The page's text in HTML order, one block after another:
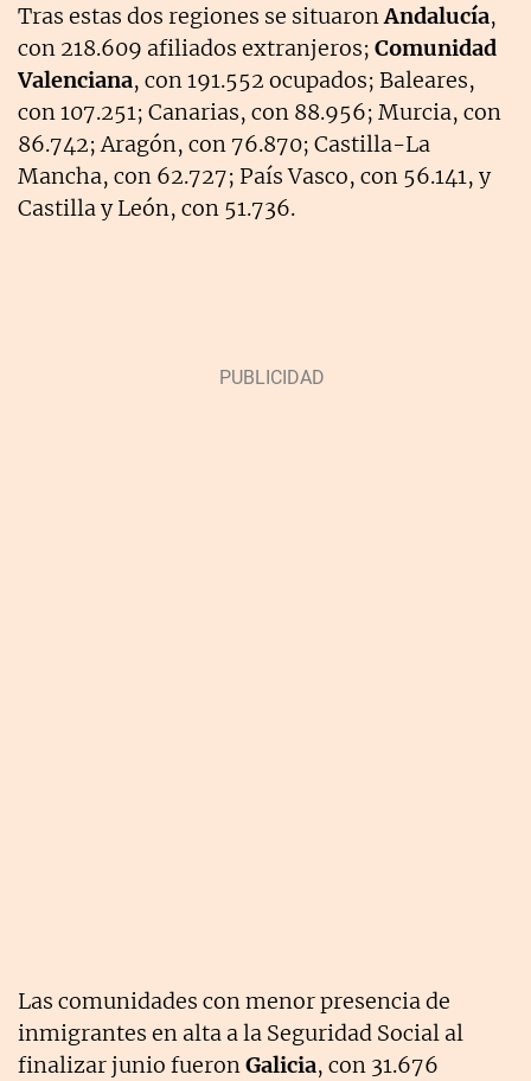
Tras estas dos regiones se situaronAndalucía,
con 218.609 afiliados extranjeros; Comunidad
Valenciana, con 191.552 ocupados; Baleares,
con 107.251; Canarias, con 88.956; Murcia, con
86.742; Aragón, con 76.870; Castilla-La
Mancha, con 62.727; País Vasco, con 56.141, y
Castilla y León, con 51.736.
Las comunidades con menor presencia de
inmigrantes en alta a la Seguridad Social al
finalizar junio fueronGalicia, con 31.676